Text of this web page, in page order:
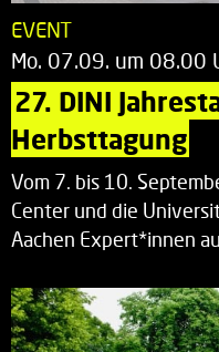
EVENT
Mo. 07.09. um 08.00
27. DINI
Herbsttagung
Vom 7. bis 10.
Center und die
Aachen Expert*innen